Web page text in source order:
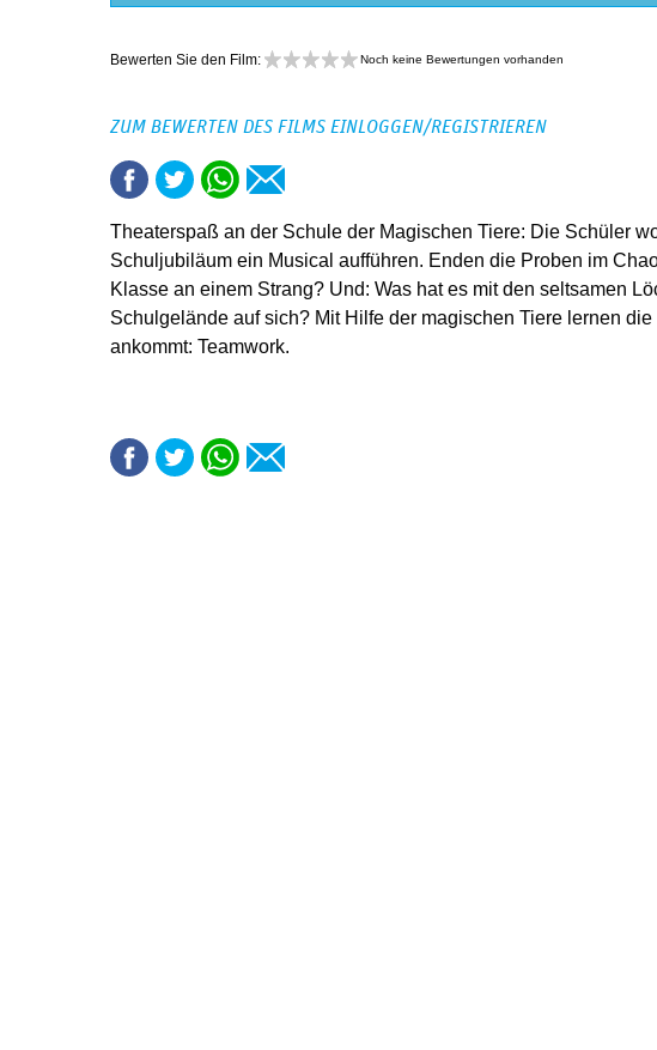
Bewerten Sie den Film: Noch keine Bewertungen vorhanden
ZUM BEWERTEN DES FILMS EINLOGGEN/REGISTRIEREN
Theaterspaß an der Schule der Magischen Tiere: Die Schüler
Schuljubiläum ein Musical aufführen. Enden die Proben im
Klasse an einem Strang? Und: Was hat es mit den seltsamen
Schulgelände auf sich? Mit Hilfe der magischen Tiere lernen
ankommt: Teamwork.